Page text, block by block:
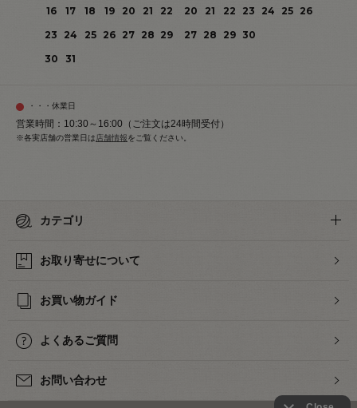
16
17 18 19 20 21
22
23
24 25 26 27 28 29
30
31
20
21 22 23 24 25
26
27 28 29 30
・・・休業日
営業時間：10:30～16:00（ご注文は24時間受付）
※各実店舗の営業日は店舗情報をご覧ください。
カテゴリ
お取り寄せについて
お買い物ガイド
よくあるご質問
お問い合わせ